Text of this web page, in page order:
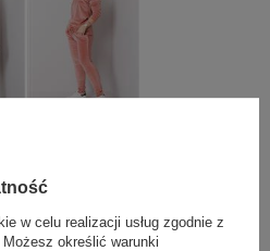
2XL
w celu realizacji usług zgodnie z
. Możesz określić warunki